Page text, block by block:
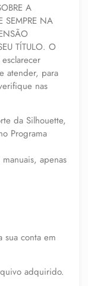
A
SEMPRE NA
TÍTULO. O
atender, para
nas
da Silhouette,
Programa
apenas
sua conta em
adquirido.